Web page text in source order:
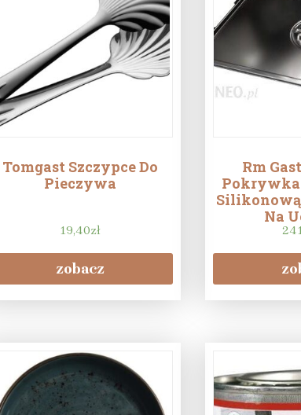
Tomgast Szczypce Do
Pieczywa
19,40zł
zobacz
Rm
Pokrywka
Na